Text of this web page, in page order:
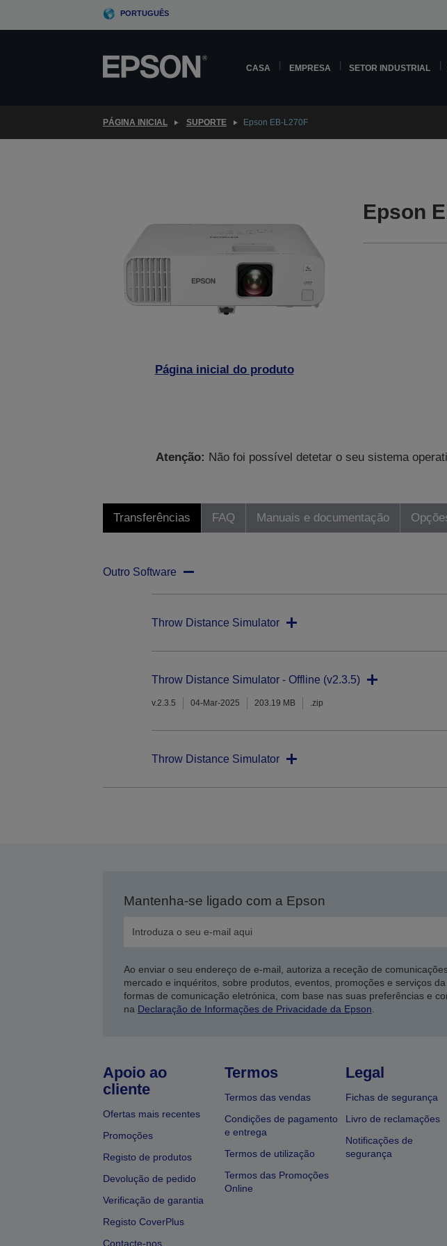
PORTUGUÊS
CASA EMPRESA SETOR INDUSTRIAL
PÁGINA INICIAL SUPORTE Epson EB-L270F
Página inicial do produto
Epson
Atenção: Não foi possível detetar o seu sistema
Transferências FAQ Manuais e documentação
Outro Software
Throw Distance Simulator
Throw Distance Simulator - Offline (v2.3.5)
v.2.3.5 04-Mar-2025 203.19 MB .zip
Throw Distance Simulator
Mantenha-se ligado com a Epson
Ao enviar o seu endereço de e-mail, autoriza a receção de
mercado e inquéritos, sobre produtos, eventos, promoções e serviços
formas de comunicação eletrónica, com base nas suas preferências e
na Declaração de Informações de Privacidade da Epson.
Apoio ao
cliente
Ofertas mais recentes
Promoções
Registo de produtos
Devolução de pedido
Verificação de garantia
Registo CoverPlus
Contacte-nos
Termos
Termos das vendas
Condições de pagamento
e entrega
Termos de utilização
Termos das Promoções
Online
Legal
Fichas de segurança
Livro de reclamações
Notificações de
segurança